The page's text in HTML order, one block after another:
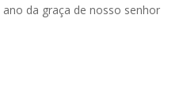
da graça de nosso senhor